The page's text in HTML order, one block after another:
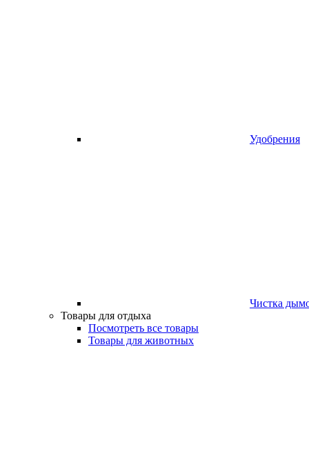
Удобрения
Чистка
Товары для отдыха
Посмотреть все товары
Товары для животных